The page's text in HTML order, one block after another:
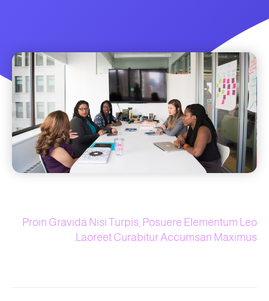
Proin Gravida Nisi Turpis, Posuere Elementum Leo
Laoreet Curabitur Accumsan Maximus.